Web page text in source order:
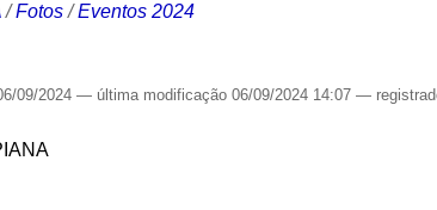
/Fotos /Eventos 2024
09/2024— última modificação 06/09/2024 14:07—